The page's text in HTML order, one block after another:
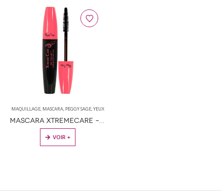
MAQUILLAGE, MASCARA, PEGGY SAGE,YEUX
MASCARA XTREMECARE – NOIR 11ML
VOIR +